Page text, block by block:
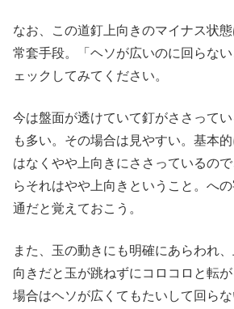
なお、この道釘上向きのマイナス状
常套手段。「ヘソが広いのに回らな
ェックしてみてください。
今は盤面が透けていて釘がささって
も多い。その場合は見やすい。基本
はなくやや上向きにささっているの
らそれはやや上向きということ。へ
通だと覚えておこう。
また、玉の動きにも明確にあらわれ
向きだと玉が跳ねずにコロコロと転
場合はヘソが広くてもたいして回らな